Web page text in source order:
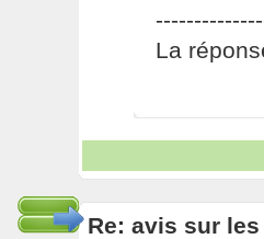
La
Re: avis sur